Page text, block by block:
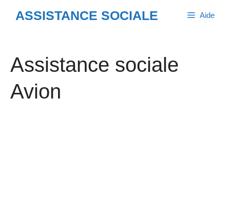
ASSISTANCE SOCIALE Aide
Assistance sociale
Avion